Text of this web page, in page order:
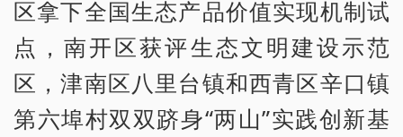
区拿下全国生态产品价值实现机制试
点，南开区获评生态文明建设示范
区，津南区八里台镇和西青区辛口镇
第六埠村双双跻身“两山”实践创新基